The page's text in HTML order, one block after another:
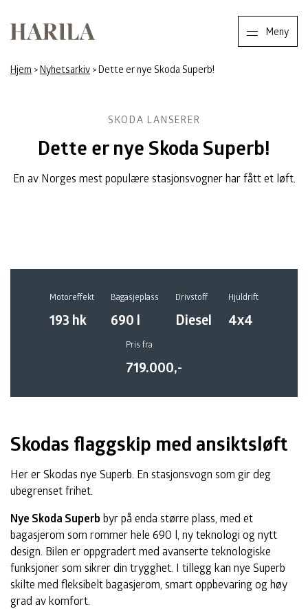
Meny
Hjem >Nyhetsarkiv >Dette er nye Skoda Superb!
SKODA LANSERER
Dette er nye Skoda Superb!
En av Norges mest populære stasjonsvogner har fått et løft.
Motoreffekt
193 hk
Bagasjeplass
690 l
Drivstoff
Diesel
Hjuldrift
4x4
Pris fra
719.000,-
Skodas flaggskip med ansiktsløft
Her er Skodas nye Superb. En stasjonsvogn som gir deg
ubegrenset frihet.
Nye Skoda Superb byr på enda større plass, med et
bagasjerom som rommer hele 690 l, ny teknologi og nytt
design. Bilen er oppgradert med avanserte teknologiske
funksjoner som sikrer din trygghet. I tillegg kan nye Superb
skilte med fleksibelt bagasjerom, smart oppbevaring og høy
grad av komfort.